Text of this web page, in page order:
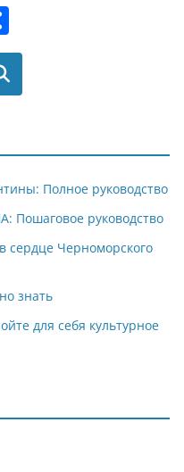
т
п
р
в
и
т
ь
Полное руководство
Пошаговое руководство
сердце Черноморского
знать
для себя культурное